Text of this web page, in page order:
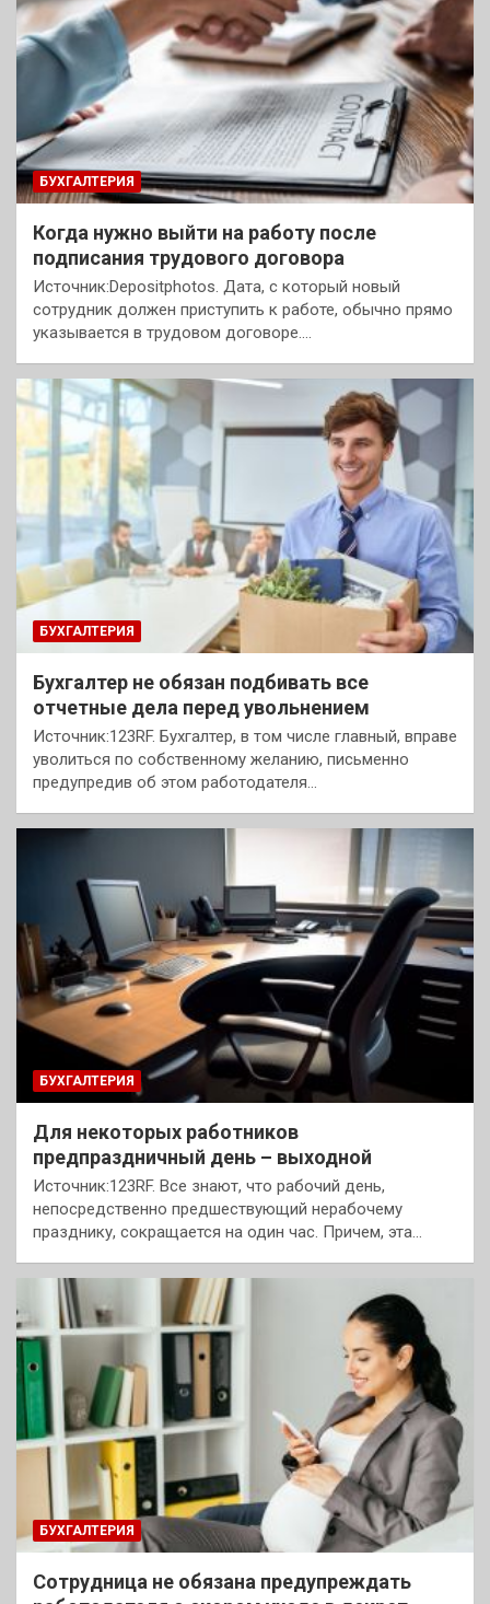
БУХГАЛТЕРИЯ
Когда нужно выйти на работу после
подписания трудового договора
Источник:Depositphotos. Дата, с который новый
сотрудник должен приступить к работе, обычно прямо
указывается в трудовом договоре.…
БУХГАЛТЕРИЯ
Бухгалтер не обязан подбивать все
отчетные дела перед увольнением
Источник:123RF. Бухгалтер, в том числе главный, вправе
уволиться по собственному желанию, письменно
предупредив об этом работодателя…
БУХГАЛТЕРИЯ
Для некоторых работников
предпраздничный день – выходной
Источник:123RF. Все знают, что рабочий день,
непосредственно предшествующий нерабочему
празднику, сокращается на один час. Причем, эта…
БУХГАЛТЕРИЯ
Сотрудница не обязана предупреждать